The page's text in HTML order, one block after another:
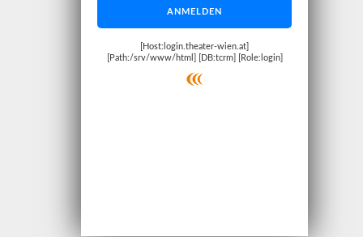
ANMELDEN
[Host:login.theater-wien.at]
[Path:/srv/www/html] [DB:tcrm] [Role:login]